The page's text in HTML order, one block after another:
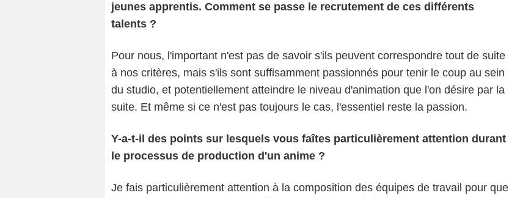
jeunes apprentis. Comment se passe le recrutement de ces différents
talents ?
Pour nous, l'important n'est pas de savoir s'ils peuvent correspondre tout de suite
à nos critères, mais s'ils sont suffisamment passionnés pour tenir le coup au sein
du studio, et potentiellement atteindre le niveau d'animation que l'on désire par la
suite. Et même si ce n'est pas toujours le cas, l'essentiel reste la passion.
Y-a-t-il des points sur lesquels vous faîtes particulièrement attention durant
le processus de production d'un anime ?
Je fais particulièrement attention à la composition des équipes de travail pour que